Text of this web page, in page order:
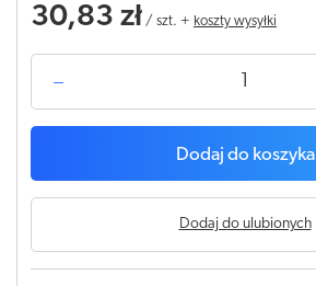
30,83 zł / szt. + koszty wysyłki
Dodaj do koszyka
Dodaj do ulubionych